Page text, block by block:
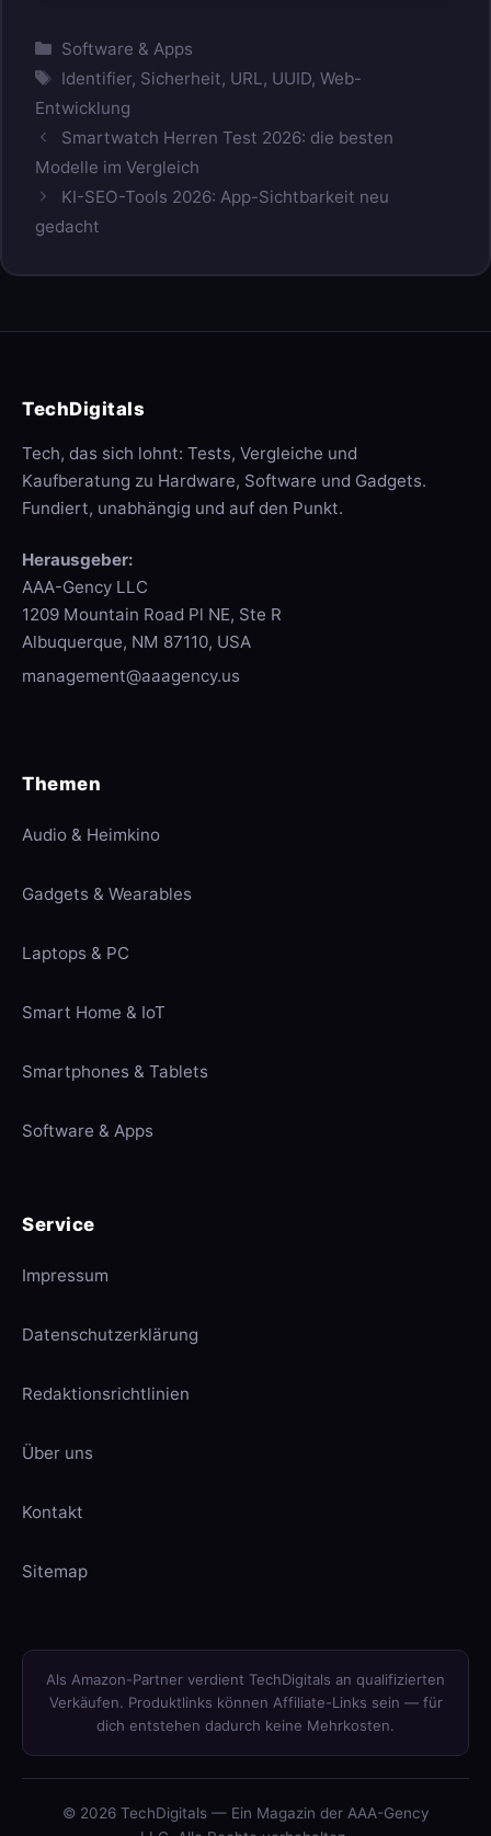
Kategorien
Software & Apps
Schlagwörter
Identifier, Sicherheit, URL , UUID,Web-
Entwicklung
Smartwatch Herren Test 2026: die besten
Modelle im Vergleich
KI-SEO-Tools 2026: App-Sichtbarkeit neu
gedacht
TechDigitals
Tech, das sich lohnt: Tests, Vergleiche und
Kaufberatung zu Hardware, Software und Gadgets.
Fundiert, unabhängig und auf den Punkt.
Herausgeber:
AAA-Gency LLC
1209 Mountain Road Pl NE, Ste R
Albuquerque, NM 87110, USA
management@aaagency.us
Themen
Audio & Heimkino
Gadgets & Wearables
Laptops & PC
Smart Home & IoT
Smartphones & Tablets
Software & Apps
Service
Impressum
Datenschutzerklärung
Redaktionsrichtlinien
Über uns
Kontakt
Sitemap
Als Amazon-Partner verdient TechDigitals an qualifizierten
Verkäufen. Produktlinks können Affiliate-Links sein — für
dich entstehen dadurch keine Mehrkosten.
© 2026 TechDigitals — Ein Magazin der AAA-Gency